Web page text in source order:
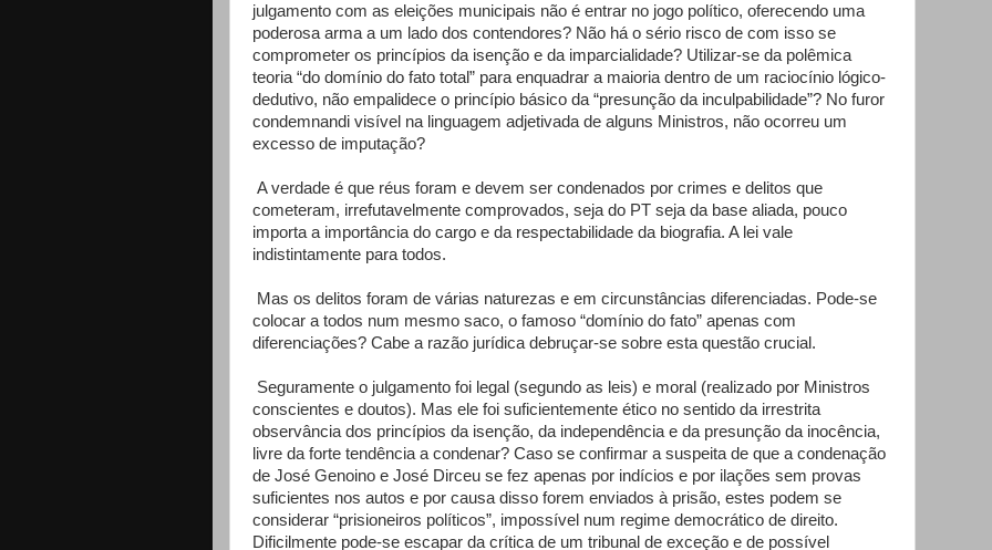
julgamento com as eleições municipais não é entrar no jogo político, oferecendo uma
poderosa arma a um lado dos contendores? Não há o sério risco de com isso se
comprometer os princípios da isenção e da imparcialidade? Utilizar-se da polêmica
teoria “do domínio do fato total” para enquadrar a maioria dentro de um raciocínio lógico-
dedutivo, não empalidece o princípio básico da “presunção da inculpabilidade”? No furor
condemnandi visível na linguagem adjetivada de alguns Ministros, não ocorreu um
excesso de imputação?
A verdade é que réus foram e devem ser condenados por crimes e delitos que
cometeram, irrefutavelmente comprovados, seja do PT seja da base aliada, pouco
importa a importância do cargo e da respectabilidade da biografia. A lei vale
indistintamente para todos.
Mas os delitos foram de várias naturezas e em circunstâncias diferenciadas. Pode-se
colocar a todos num mesmo saco, o famoso “domínio do fato” apenas com
diferenciações? Cabe a razão jurídica debruçar-se sobre esta questão crucial.
Seguramente o julgamento foi legal (segundo as leis) e moral (realizado por Ministros
conscientes e doutos). Mas ele foi suficientemente ético no sentido da irrestrita
observância dos princípios da isenção, da independência e da presunção da inocência,
livre da forte tendência a condenar? Caso se confirmar a suspeita de que a condenação
de José Genoino e José Dirceu se fez apenas por indícios e por ilações sem provas
suficientes nos autos e por causa disso forem enviados à prisão, estes podem se
considerar “prisioneiros políticos”, impossível num regime democrático de direito.
Dificilmente pode-se escapar da crítica de um tribunal de exceção e de possível